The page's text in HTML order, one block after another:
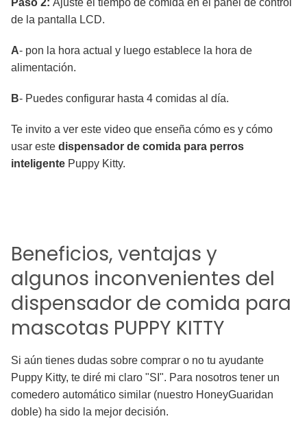
Paso 2: Ajuste el tiempo de comida en el panel de control
de la pantalla LCD.
A- pon la hora actual y luego establece la hora de
alimentación.
B- Puedes configurar hasta 4 comidas al día.
Te invito a ver este video que enseña cómo es y cómo
usar este dispensador de comida para perros
inteligente Puppy Kitty.
Beneficios, ventajas y
algunos inconvenientes del
dispensador de comida para
mascotas PUPPY KITTY
Si aún tienes dudas sobre comprar o no tu ayudante
Puppy Kitty, te diré mi claro "SI". Para nosotros tener un
comedero automático similar (nuestro HoneyGuaridan
doble) ha sido la mejor decisión.